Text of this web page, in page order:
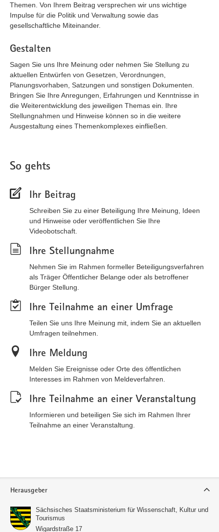
Themen. Von Ihrem Beitrag versprechen wir uns wichtige
Impulse für die Politik und Verwaltung sowie das
gesellschaftliche Miteinander.
Gestalten
Sagen Sie uns Ihre Meinung oder nehmen Sie Stellung zu
aktuellen Entwürfen von Gesetzen, Verordnungen,
Planungsvorhaben, Satzungen und sonstigen Dokumenten.
Bringen Sie Ihre Anregungen, Erfahrungen und Kenntnisse in
die Weiterentwicklung des jeweiligen Themas ein. Ihre
Stellungnahmen und Hinweise können so in die weitere
Ausgestaltung eines Themenkomplexes einfließen.
So gehts
Ihr Beitrag
Schreiben Sie zu einer Beteiligung Ihre Meinung, Ideen
und Hinweise oder veröffentlichen Sie Ihre
Videobotschaft.
Ihre Stellungnahme
Nehmen Sie im Rahmen formeller Beteiligungsverfahren
als Träger Öffentlicher Belange oder als betroffener
Bürger Stellung.
Ihre Teilnahme an einer Umfrage
Teilen Sie uns Ihre Meinung mit, indem Sie an aktuellen
Umfragen teilnehmen.
Ihre Meldung
Melden Sie Ereignisse oder Orte des öffentlichen
Interesses im Rahmen von Meldeverfahren.
Ihre Teilnahme an einer Veranstaltung
Informieren und beteiligen Sie sich im Rahmen Ihrer
Teilnahme an einer Veranstaltung.
Herausgeber
Sächsisches Staatsministerium für Wissenschaft, Kultur und
Tourismus
Wigardstraße 17